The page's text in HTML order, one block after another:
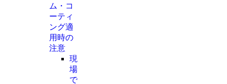
ム・コ
ーティ
ング適
用時の
注意
現
場
で